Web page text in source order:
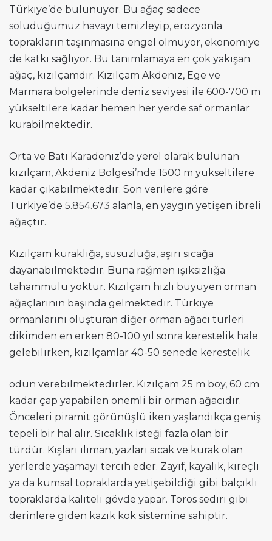
Türkiye’de bulunuyor. Bu ağaç sadece
soluduğumuz havayı temizleyip, erozyonla
toprakların taşınmasına engel olmuyor, ekonomiye
de katkı sağlıyor. Bu tanımlamaya en çok yakışan
ağaç, kızılçamdır. Kızılçam Akdeniz, Ege ve
Marmara bölgelerinde deniz seviyesi ile 600-700 m
yükseltilere kadar hemen her yerde saf ormanlar
kurabilmektedir.
Orta ve Batı Karadeniz’de yerel olarak bulunan
kızılçam, Akdeniz Bölgesi’nde 1500 m yükseltilere
kadar çıkabilmektedir. Son verilere göre
Türkiye’de 5.854.673 alanla, en yaygın yetişen ibreli
ağaçtır.
Kızılçam kuraklığa, susuzluğa, aşırı sıcağa
dayanabilmektedir. Buna rağmen ışıksızlığa
tahammülü yoktur. Kızılçam hızlı büyüyen orman
ağaçlarının başında gelmektedir. Türkiye
ormanlarını oluşturan diğer orman ağacı türleri
dikimden en erken 80-100 yıl sonra kerestelik hale
gelebilirken, kızılçamlar 40-50 senede kerestelik
odun verebilmektedirler. Kızılçam 25 m boy, 60 cm
kadar çap yapabilen önemli bir orman ağacıdır.
Önceleri piramit görünüşlü iken yaşlandıkça geniş
tepeli bir hal alır. Sıcaklık isteği fazla olan bir
türdür. Kışları ılıman, yazları sıcak ve kurak olan
yerlerde yaşamayı tercih eder. Zayıf, kayalık, kireçli
ya da kumsal topraklarda yetişebildiği gibi balçıklı
topraklarda kaliteli gövde yapar. Toros sediri gibi
derinlere giden kazık kök sistemine sahiptir.